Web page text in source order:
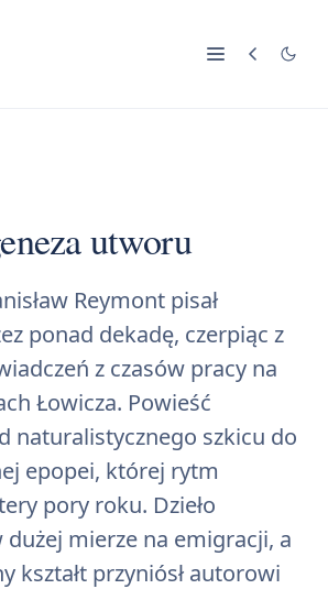
utworu
Reymont pisał
ponad dekadę, czerpiąc z
z czasów pracy na
Łowicza. Powieść
naturalistycznego szkicu do
epopei, której rytm
pory roku. Dzieło
dużej mierze na emigracji, a
kształt przyniósł autorowi